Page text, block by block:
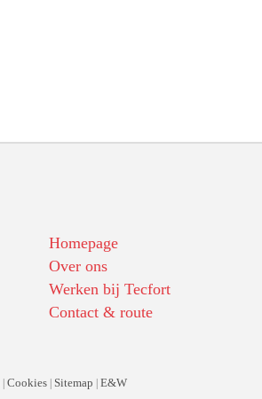
Homepage
Over ons
Werken bij Tecfort
Contact & route
Cookies Sitemap E&W